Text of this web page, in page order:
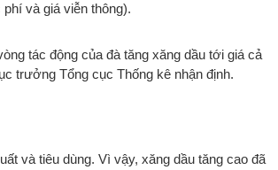
và giá viễn thông).
tác động của đà tăng xăng dầu tới giá cả
trưởng Tổng cục Thống kê nhận định.
và tiêu dùng. Vì vậy, xăng dầu tăng cao đã